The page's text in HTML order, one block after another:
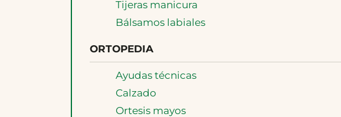
Tijeras manicura
Bálsamos labiales
ORTOPEDIA
Ayudas técnicas
Calzado
Ortesis mayos